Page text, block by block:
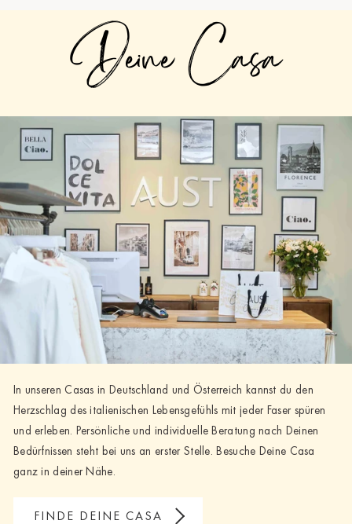
Deine Casa
In unseren Casas in Deutschland und Österreich kannst du den
Herzschlag des italienischen Lebensgefühls mit jeder Faser spüren
und erleben. Persönliche und individuelle Beratung nach Deinen
Bedürfnissen steht bei uns an erster Stelle. Besuche Deine Casa
ganz in deiner Nähe.
FINDE DEINE CASA